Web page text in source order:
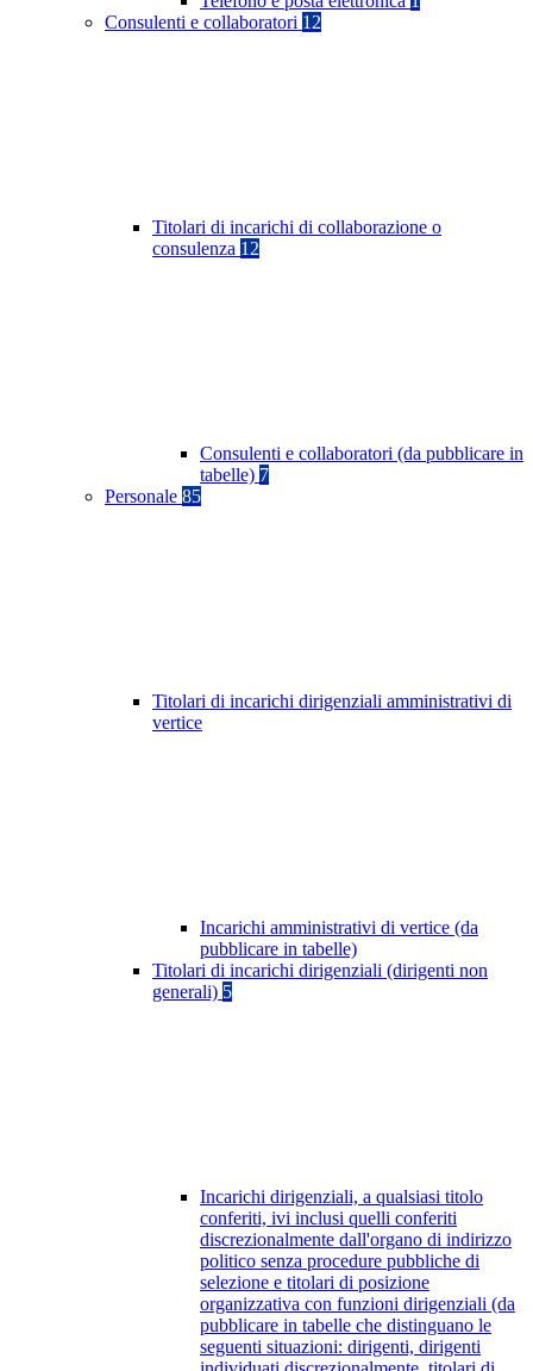
Consulenti e collaboratori 12
Titolari di incarichi di collaborazione o
consulenza 12
Consulenti e collaboratori (da pubblicare in
tabelle) 7
Personale 85
Titolari di incarichi dirigenziali amministrativi di
vertice
Incarichi amministrativi di vertice (da
pubblicare in tabelle)
Titolari di incarichi dirigenziali (dirigenti non
generali) 5
Incarichi dirigenziali, a qualsiasi titolo
conferiti, ivi inclusi quelli conferiti
discrezionalmente dall'organo di indirizzo
politico senza procedure pubbliche di
selezione e titolari di posizione
organizzativa con funzioni dirigenziali (da
pubblicare in tabelle che distinguano le
seguenti situazioni: dirigenti, dirigenti